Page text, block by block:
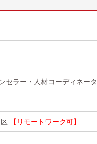
セラー・人材コーディネータ
【リモートワーク可】